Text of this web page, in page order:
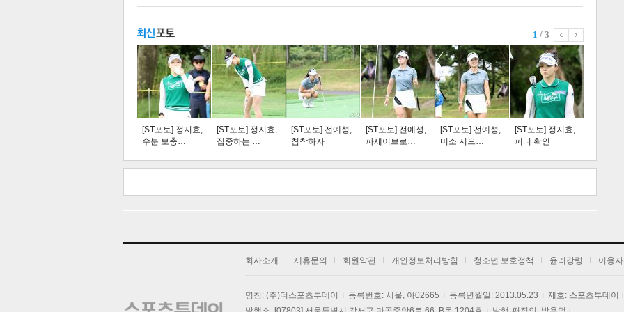
스북 터 공 오톡 공유 버블 트 크 트 축 사 하기 보기
주요뉴스
탑뉴스
연예 스포츠 라이프
1 / 3
[ST포토] 정지효,
수분 보충…
[ST포토] 정지효,
집중하는 …
[ST포토] 전예성,
침착하자
[ST포토] 전예성,
파세이브로…
[ST포토] 전예성,
미소 지으…
[ST포토] 정지효,
퍼터 확인
회사소개 제휴문의 회원약관 개인정보처리방침 청소년 보호정책 윤리강령 이용
명칭: (주)더스포츠투데이 등록번호: 서울, 아02665 등록년월일: 2013.05.23
제호: 스포츠투데이